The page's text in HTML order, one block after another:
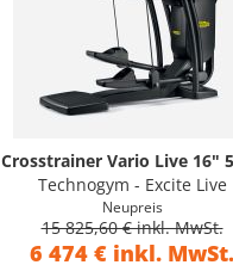
Crosstrainer Vario Live 16"
Technogym - Excite Live
Neupreis
15 825,60 € inkl. MwSt.
6 474 € inkl. MwSt.